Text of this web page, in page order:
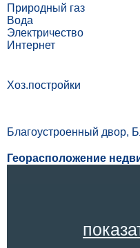
Природный газ
Вода
Электричество
Интернет
Хоз.постройки
Благоустроенный двор,
Георасположение